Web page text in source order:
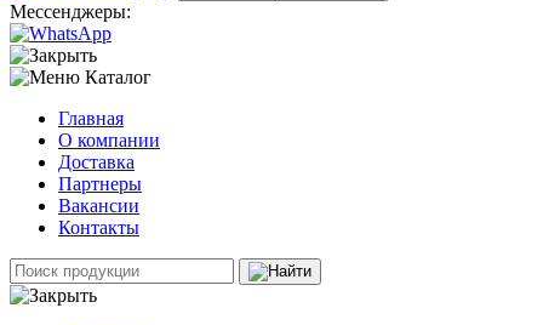
Мессенджеры:
Каталог
Главная
О компании
Доставка
Партнеры
Вакансии
Контакты